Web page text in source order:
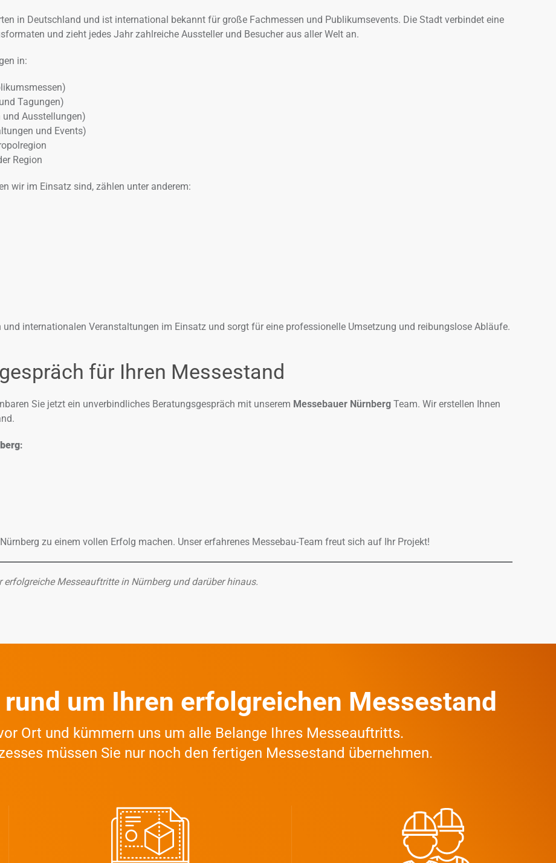
in Deutschland und ist international bekannt für große Fachmessen und Publikumsevents. Die Stadt verbindet eine
und zieht jedes Jahr zahlreiche Aussteller und Besucher aus aller Welt an.
in:
Tagungen)
Ausstellungen)
und Events)
Region
wir im Einsatz sind, zählen unter anderem:
internationalen Veranstaltungen im Einsatz und sorgt für eine professionelle Umsetzung und reibungslose Abläufe.
für Ihren Messestand
Sie jetzt ein unverbindliches Beratungsgespräch mit unserem Messebauer Nürnberg Team. Wir erstellen Ihnen
:
zu einem vollen Erfolg machen. Unser erfahrenes Messebau-Team freut sich auf Ihr Projekt!
erfolgreiche Messeauftritte in Nürnberg und darüber hinaus.
um Ihren erfolgreichen Messestand
Ort und kümmern uns um alle Belange Ihres Messeauftritts.
müssen Sie nur noch den fertigen Messestand übernehmen.